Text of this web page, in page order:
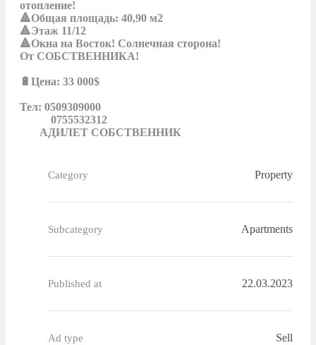
отопление!
🔺Общая площадь: 40,90 м2
🔺Этаж 11/12
🔺Окна на Восток! Солнечная сторона!
От СОБСТВЕННИКА!
🔋Цена: 33 000$
Тел: 0509309000
       АДИЛЕТ СОБСТВЕННИК
Category Property
Subcategory Apartments
Published at 22.03.2023
Ad type Sell